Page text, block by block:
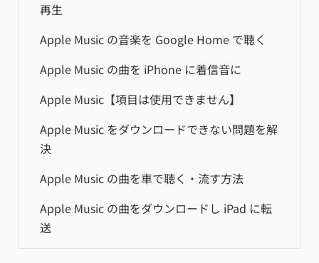
再生
Apple Music の音楽を Google Home で聴く
Apple Music の曲を iPhone に着信音に
Apple Music【項目は使用できません】
Apple Music をダウンロードできない問題を解
決
Apple Music の曲を車で聴く・流す方法
Apple Music の曲をダウンロードし iPad に転
送